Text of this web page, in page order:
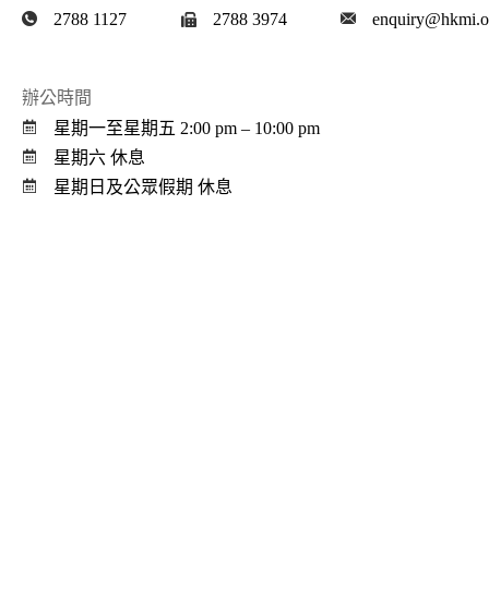
2788 1127
2788 3974
辦公時間
星期一至星期五 2:00 pm ‒ 10:00 pm
星期六 休息
星期日及公眾假期 休息